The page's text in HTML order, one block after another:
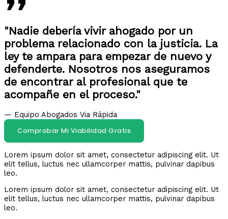
"Nadie debería vivir ahogado por un
problema relacionado con la justicia. La
ley te ampara para empezar de nuevo y
defenderte. Nosotros nos aseguramos
de encontrar al profesional que te
acompañe en el proceso."
— Equipo Abogados Via Rápida
Comprobar Mi Viabilidad Gratis
Lorem ipsum dolor sit amet, consectetur adipiscing elit. Ut
elit tellus, luctus nec ullamcorper mattis, pulvinar dapibus
leo.
Lorem ipsum dolor sit amet, consectetur adipiscing elit. Ut
elit tellus, luctus nec ullamcorper mattis, pulvinar dapibus
leo.